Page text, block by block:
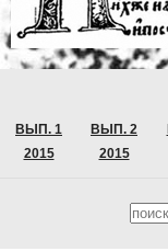
ВЫП. 1
2015
ВЫП. 2
2015